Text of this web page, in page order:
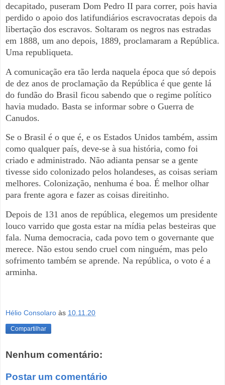
decapitado, puseram Dom Pedro II para correr, pois havia
perdido o apoio dos latifundiários escravocratas depois da
libertação dos escravos. Soltaram os negros nas estradas
em 1888, um ano depois, 1889, proclamaram a República.
Uma republiqueta.
A comunicação era tão lerda naquela época que só depois
de dez anos de proclamação da República é que gente lá
do fundão do Brasil ficou sabendo que o regime político
havia mudado. Basta se informar sobre o Guerra de
Canudos.
Se o Brasil é o que é, e os Estados Unidos também, assim
como qualquer país, deve-se à sua história, como foi
criado e administrado. Não adianta pensar se a gente
tivesse sido colonizado pelos holandeses, as coisas seriam
melhores. Colonização, nenhuma é boa. É melhor olhar
para frente agora e fazer as coisas direitinho.
Depois de 131 anos de república, elegemos um presidente
louco varrido que gosta estar na mídia pelas besteiras que
fala. Numa democracia, cada povo tem o governante que
merece. Não estou sendo cruel com ninguém, mas pelo
sofrimento também se aprende. Na república, o voto é a
arminha.
Hélio Consolaro às 10.11.20
Compartilhar
Nenhum comentário:
Postar um comentário